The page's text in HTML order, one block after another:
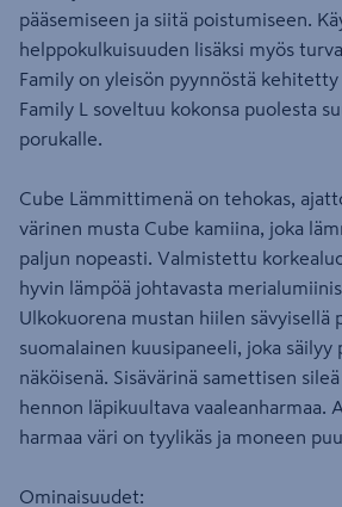
pääsemiseen ja siitä poistumiseen.
helppokulkuisuuden lisäksi myös
Family on yleisön pyynnöstä
Family L soveltuu kokonsa puolesta
porukalle.
Cube Lämmittimenä on tehokas,
värinen musta Cube kamiina, joka
paljun nopeasti. Valmistettu
hyvin lämpöä johtavasta
Ulkokuorena mustan hiilen sävyisellä
suomalainen kuusipaneeli, joka säilyy
näköisenä. Sisävärinä samettisen
hennon läpikuultava vaaleanharmaa.
harmaa väri on tyylikäs ja moneen
Ominaisuudet: